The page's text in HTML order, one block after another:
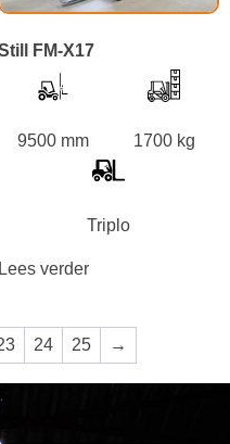
FM-X17
9500 mm 1700 kg
Triplo
Lees verder
24 25 →